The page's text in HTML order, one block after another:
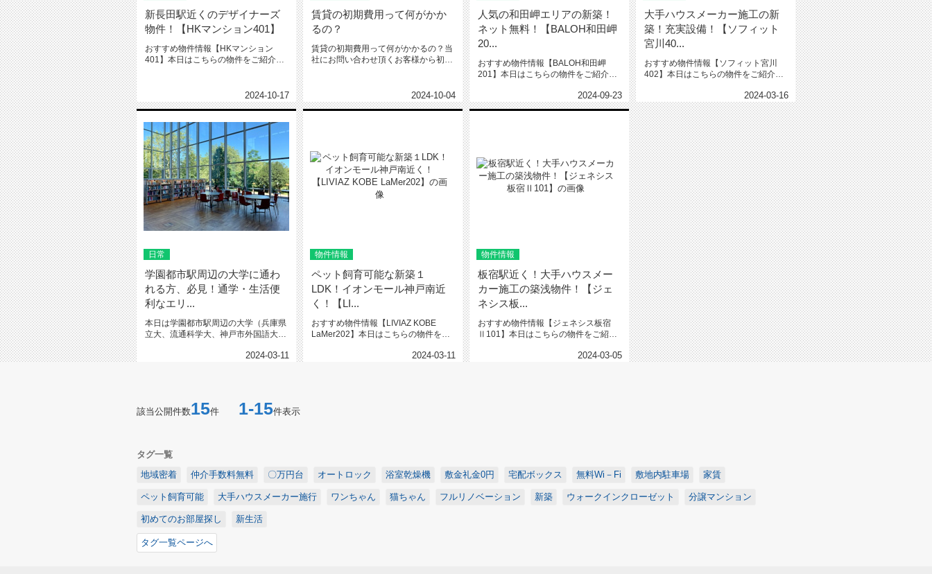
新長田駅近くのデザイナーズ
物件！【HKマンション401】
おすすめ物件情報【HKマンション
401】本日はこちらの物件をご紹介い
2024-10-17
賃貸の初期費用って何がかか
るの？
賃貸の初期費用って何がかかるの？当
社にお問い合わせ頂くお客様から初期
2024-10-04
人気の和田岬エリアの新築！
ネット無料！【BALOH和田岬
20...
おすすめ物件情報【BALOH和田岬
201】本日はこちらの物件をご紹介い
2024-09-23
大手ハウスメーカー施工の新
築！充実設備！【ソフィット
宮川40...
おすすめ物件情報【ソフィット宮川
402】本日はこちらの物件をご紹介い
2024-03-16
日常
学園都市駅周辺の大学に通わ
れる方、必見！通学・生活便
利なエリ...
本日は学園都市駅周辺の大学（兵庫県
立大、流通科学大、神戸市外国語大、
2024-03-11
物件情報
ペット飼育可能な新築１
LDK！イオンモール神戸南近
く！【LI...
おすすめ物件情報【LIVIAZ KOBE
LaMer202】本日はこちらの物件をご
2024-03-11
物件情報
板宿駅近く！大手ハウスメー
カー施工の築浅物件！【ジェ
ネシス板...
おすすめ物件情報【ジェネシス板宿
Ⅱ101】本日はこちらの物件をご紹介
2024-03-05
該当公開件数15件 1-15件表示
タグ一覧
地域密着
仲介手数料無料 〇万円台 オートロック 浴室乾燥機 敷金礼金0円 宅配ボックス 無料Wi－Fi 敷地内駐車場 家賃
ペット飼育可能 大手ハウスメーカー施行 ワンちゃん 猫ちゃん フルリノベーション 新築 ウォークインクローゼット 分譲マンション
初めてのお部屋探し 新生活
タグ一覧ページへ